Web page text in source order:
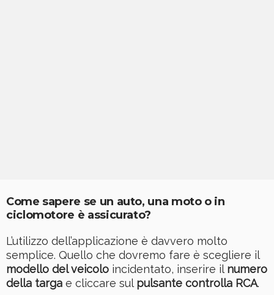
Come sapere se un auto, una moto o in
ciclomotore è assicurato?
L’utilizzo dell’applicazione è davvero molto
semplice. Quello che dovremo fare è scegliere il
modello del veicolo incidentato, inserire il numero
della targa e cliccare sul pulsante controlla RCA.